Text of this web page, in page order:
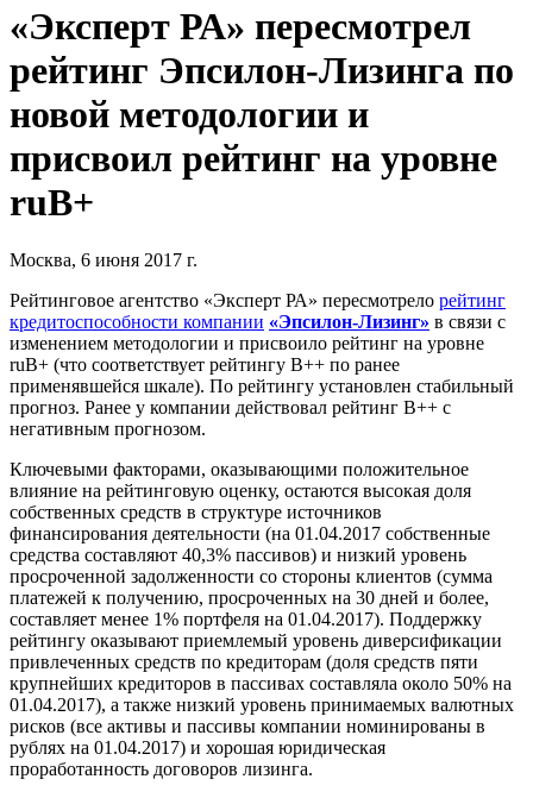
«Эксперт РА» пересмотрел
рейтинг Эпсилон-Лизинга по
новой методологии и
присвоил рейтинг на уровне
ruB+
Москва, 6 июня 2017 г.
Рейтинговое агентство «Эксперт РА» пересмотрело рейтинг
кредитоспособности компании «Эпсилон-Лизинг» в связи с
изменением методологии и присвоило рейтинг на уровне
ruB+ (что соответствует рейтингу B++ по ранее
применявшейся шкале). По рейтингу установлен стабильный
прогноз. Ранее у компании действовал рейтинг B++ с
негативным прогнозом.
Ключевыми факторами, оказывающими положительное
влияние на рейтинговую оценку, остаются высокая доля
собственных средств в структуре источников
финансирования деятельности (на 01.04.2017 собственные
средства составляют 40,3% пассивов) и низкий уровень
просроченной задолженности со стороны клиентов (сумма
платежей к получению, просроченных на 30 дней и более,
составляет менее 1% портфеля на 01.04.2017). Поддержку
рейтингу оказывают приемлемый уровень диверсификации
привлеченных средств по кредиторам (доля средств пяти
крупнейших кредиторов в пассивах составляла около 50% на
01.04.2017), а также низкий уровень принимаемых валютных
рисков (все активы и пассивы компании номинированы в
рублях на 01.04.2017) и хорошая юридическая
проработанность договоров лизинга.